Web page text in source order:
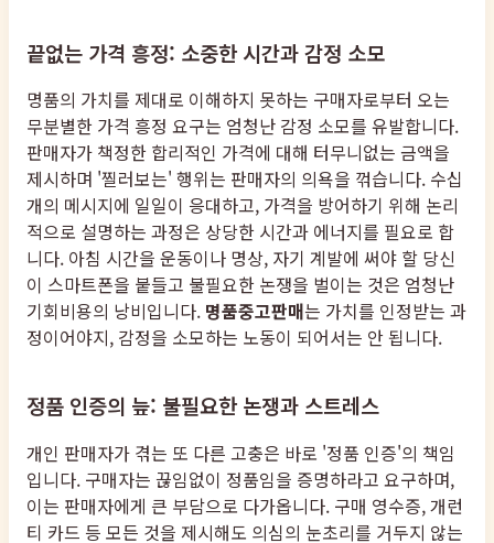
끝없는 가격 흥정: 소중한 시간과 감정 소모
명품의 가치를 제대로 이해하지 못하는 구매자로부터 오는
무분별한 가격 흥정 요구는 엄청난 감정 소모를 유발합니다.
판매자가 책정한 합리적인 가격에 대해 터무니없는 금액을
제시하며 '찔러보는' 행위는 판매자의 의욕을 꺾습니다. 수십
개의 메시지에 일일이 응대하고, 가격을 방어하기 위해 논리
적으로 설명하는 과정은 상당한 시간과 에너지를 필요로 합
니다. 아침 시간을 운동이나 명상, 자기 계발에 써야 할 당신
이 스마트폰을 붙들고 불필요한 논쟁을 벌이는 것은 엄청난
기회비용의 낭비입니다. 명품중고판매는 가치를 인정받는 과
정이어야지, 감정을 소모하는 노동이 되어서는 안 됩니다.
정품 인증의 늪: 불필요한 논쟁과 스트레스
개인 판매자가 겪는 또 다른 고충은 바로 '정품 인증'의 책임
입니다. 구매자는 끊임없이 정품임을 증명하라고 요구하며,
이는 판매자에게 큰 부담으로 다가옵니다. 구매 영수증, 개런
티 카드 등 모든 것을 제시해도 의심의 눈초리를 거두지 않는